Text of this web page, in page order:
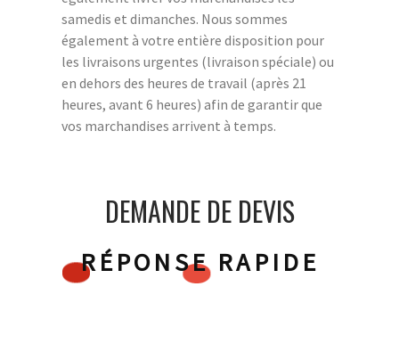
samedis et dimanches. Nous sommes
également à votre entière disposition pour
les livraisons urgentes (livraison spéciale) ou
en dehors des heures de travail (après 21
heures, avant 6 heures) afin de garantir que
vos marchandises arrivent à temps.
DEMANDE DE DEVIS
RÉPONSE RAPIDE